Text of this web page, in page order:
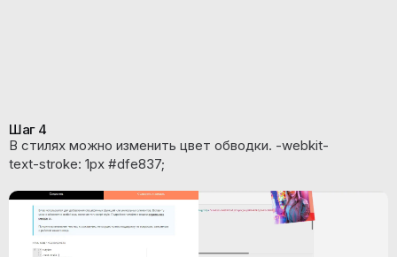
Шаг 4
В стилях можно изменить цвет обводки. -webkit-
text-stroke: 1px #dfe837;